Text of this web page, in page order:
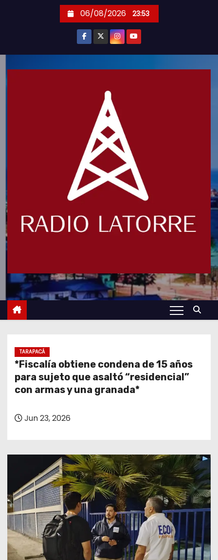
06/08/2026 23:53
TARAPACÁ
*Fiscalía obtiene condena de 15 años
para sujeto que asaltó “residencial”
con armas y una granada*
Jun 23, 2026